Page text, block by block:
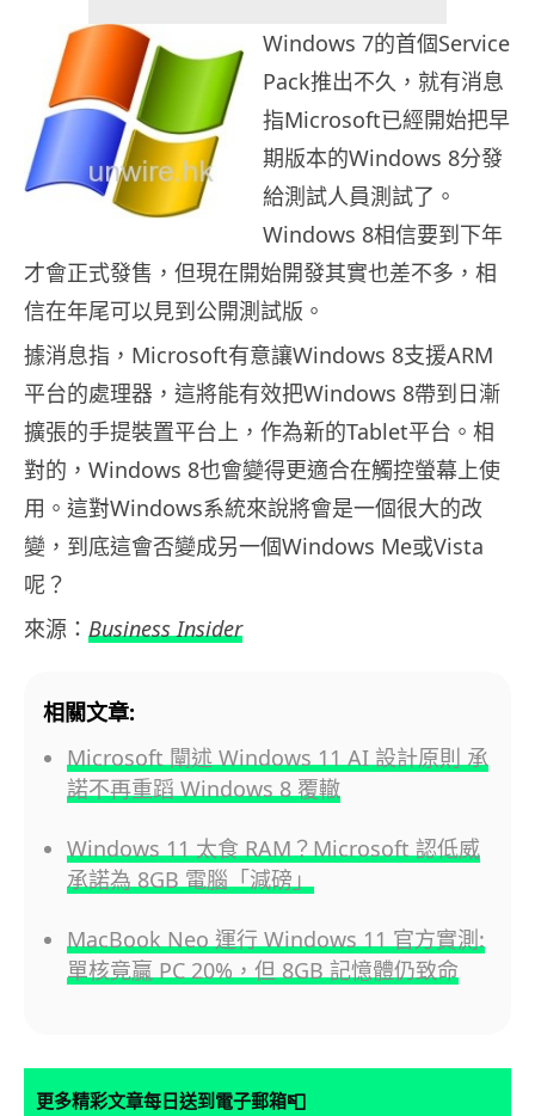
Windows 7的首個Service
Pack推出不久，就有消息
指Microsoft已經開始把早
期版本的Windows 8分發
給測試人員測試了。
Windows 8相信要到下年
才會正式發售，但現在開始開發其實也差不多，相
信在年尾可以見到公開測試版。
據消息指，Microsoft有意讓Windows 8支援ARM
平台的處理器，這將能有效把Windows 8帶到日漸
擴張的手提裝置平台上，作為新的Tablet平台。相
對的，Windows 8也會變得更適合在觸控螢幕上使
用。這對Windows系統來說將會是一個很大的改
變，到底這會否變成另一個Windows Me或Vista
呢？
來源： Business Insider
相關文章:
Microsoft 闡述 Windows 11 AI 設計原則 承
諾不再重蹈 Windows 8 覆轍
Windows 11 太食 RAM？Microsoft 認低威
承諾為 8GB 電腦「減磅」
MacBook Neo 運行 Windows 11 官方實測:
單核竟贏 PC 20%，但 8GB 記憶體仍致命
更多精彩文章每日送到電子郵箱📮